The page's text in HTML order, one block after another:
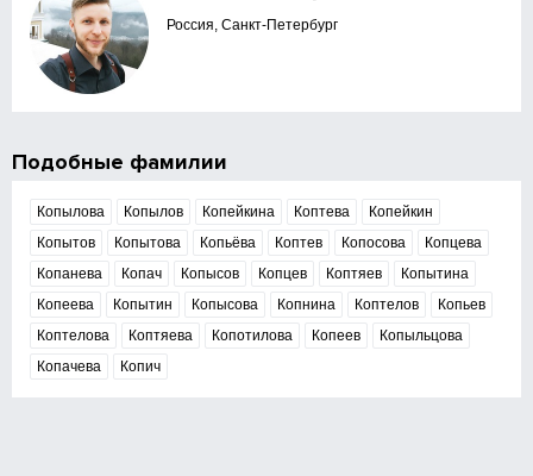
Россия, Санкт-Петербург
Подобные фамилии
Копылова Копылов Копейкина Коптева
Копейкин
Копытов
Копытова Копьёва Коптев Копосова
Копцева
Копанева
Копач Копысов Копцев Коптяев
Копытина
Копеева
Копытин Копысова Копнина Коптелов
Копьев
Коптелова
Коптяева Копотилова Копеев
Копыльцова
Копачева
Копич